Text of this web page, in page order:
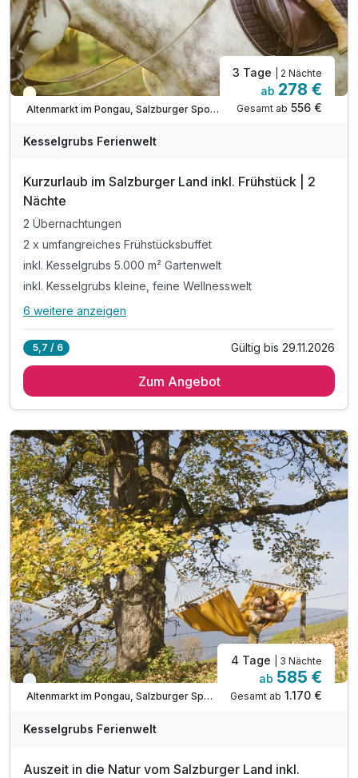
Teilweise ausgelastet
Altenmarkt im Pongau, Salzburger Sportwelt
3 Tage | 2 Nächte
ab 278 €
Gesamt ab 556 €
Kesselgrubs Ferienwelt
Kurzurlaub im Salzburger Land inkl. Frühstück | 2
Nächte
2 Übernachtungen
2 x umfangreiches Frühstücksbuffet
inkl. Kesselgrubs 5.000 m² Gartenwelt
inkl. Kesselgrubs kleine, feine Wellnesswelt
Alle Inklusivleistungen
2 x umfangreiches Frühstücksbuffet
inkl. Kesselgrubs Gesundheitswelt mit Vitaminkorb
inkl. Kesselgrubs Badetasche & Bademantel
inkl. Kesselinos Kinderwelt & Kinderclub
inkl. Kesselinos Kinder.Abenteuer.Land
inkl. Kesselgrubs Pony.Bauern.Hof
inkl. Kesselgrubs Streicheltierwelt
6 weitere anzeigen
5,7 / 6 Gültig bis 29.11.2026
Zum Angebot
Viele Termine frei
Altenmarkt im Pongau, Salzburger Sportwelt
4 Tage | 3 Nächte
ab 585 €
Gesamt ab 1.170 €
Kesselgrubs Ferienwelt
Auszeit in die Natur vom Salzburger Land inkl.